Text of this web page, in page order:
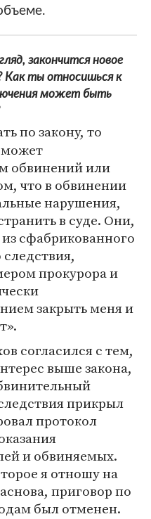
закончится новое
Как ты относишься к
может быть
по закону, то
может
обвинений или
что в обвинении
нарушения,
в суде. Они,
сфабрикованного
прокурора и
закрыть меня и
согласился с тем,
выше закона,
прикрыл
протокол
и обвиняемых.
я отношу на
приговор по
был отменен.